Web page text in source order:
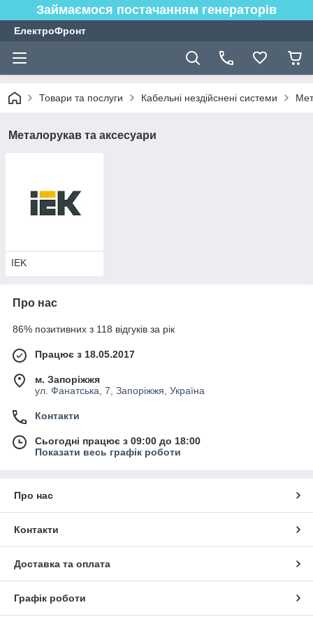
Займаємося постачанням генераторів
ЕлектроФронт
Товари та послуги Кабельні нездійснені системи
Металорукав та аксесуари
ІEK
Про нас
86% позитивних з 118 відгуків за рік
Працює з 18.05.2017
м. Запоріжжя
ул. Фанатська, 7, Запоріжжя, Україна
Контакти
Сьогодні працює з 09:00 до 18:00
Показати весь графік роботи
Про нас
Контакти
Доставка та оплата
Графік роботи